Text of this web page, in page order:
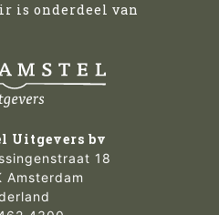
is onderdeel van
Uitgevers bv
18
Amsterdam